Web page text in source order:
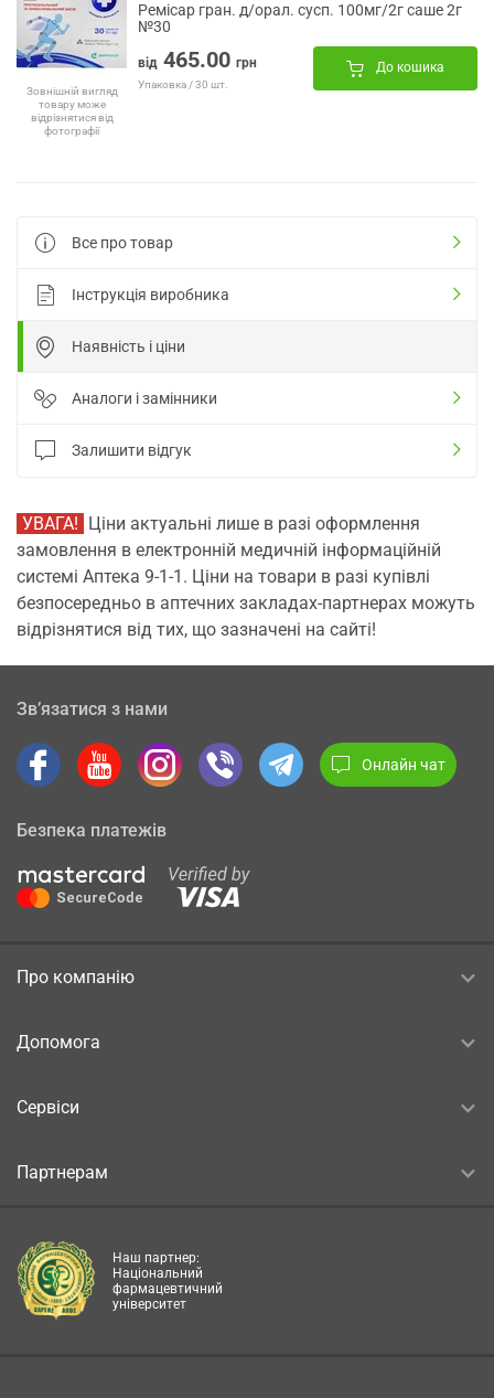
Зовнішній вигляд
товару може
відрізнятися від
фотографії
Ремісар гран. д/орал. сусп. 100мг/2г саше 2г
№30
від 465.00 грн
Упаковка / 30 шт.
До кошика
Все про товар
Інструкція виробника
Наявність і ціни
Аналоги і замінники
Залишити відгук
УВАГА! Ціни актуальні лише в разі оформлення
замовлення в електронній медичній інформаційній
системі Аптека 9-1-1. Ціни на товари в разі купівлі
безпосередньо в аптечних закладах-партнерах можуть
відрізнятися від тих, що зазначені на сайті!
Зв’язатися з нами
Онлайн чат
Безпека платежів
Про компанію
Допомога
Сервіси
Партнерам
Наш партнер:
Національний
фармацевтичний
університет